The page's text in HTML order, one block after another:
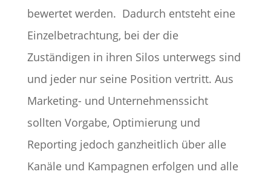
bewertet werden. Dadurch entsteht eine
Einzelbetrachtung, bei der die
Zuständigen in ihren Silos unterwegs sind
und jeder nur seine Position vertritt. Aus
Marketing- und Unternehmenssicht
sollten Vorgabe, Optimierung und
Reporting jedoch ganzheitlich über alle
Kanäle und Kampagnen erfolgen und alle